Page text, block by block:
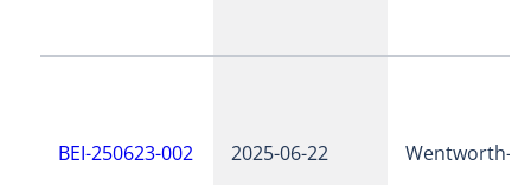
BEI-250623-002 2025-06-22 Wentworth-